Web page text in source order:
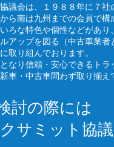
議会は、１９８８年に７社
ら南は九州までの会員で構
ろな特色や個性などがあ
アップを図る（中古車業
取り組んでおります。
なり信頼・安心できるトラ
車・中古車問わず取り揃え
討の際には
サミット協